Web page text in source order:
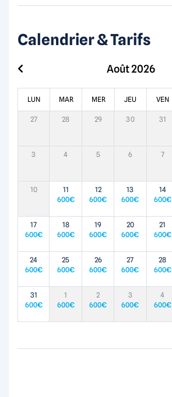
Calendrier & Tarifs
LUN MAR MER JEU VEN
Août 2026
27 28 29 30 31
3 4 5 6 7
10
11
600€
12
600€
13
600€
14
600€
17
600€
18
600€
19
600€
20
600€
21
600€
24
600€
25
600€
26
600€
27
600€
28
600€
31
600€
1
600€
2
600€
3
600€
4
600€